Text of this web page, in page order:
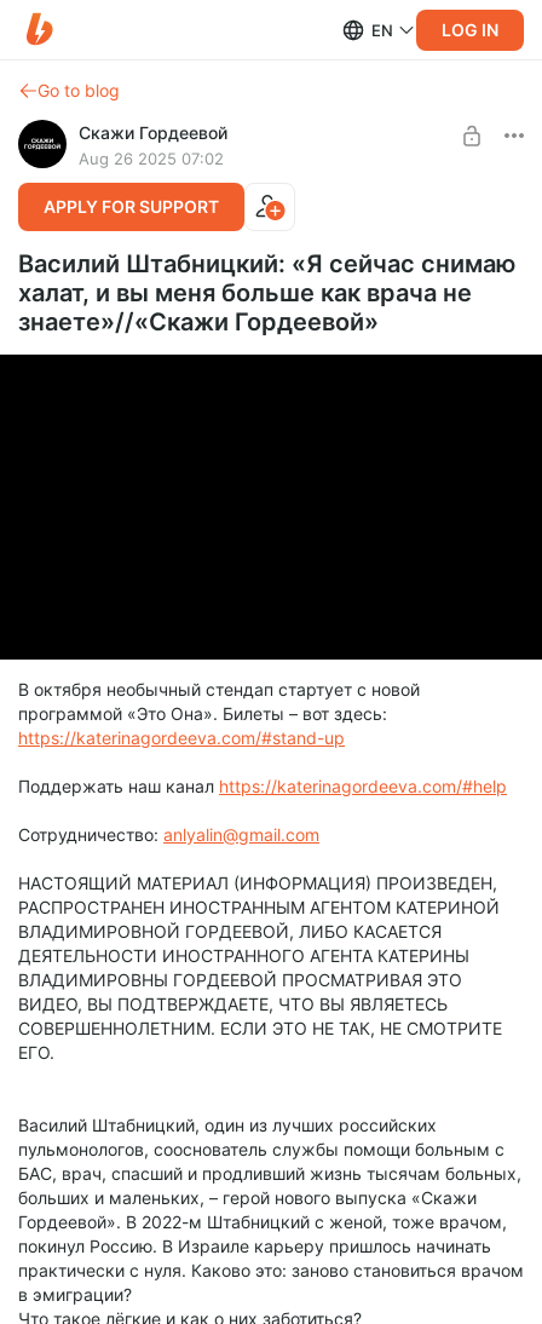
EN LOG IN
Go to blog
Скажи Гордеевой
Aug 26 2025 07:02
APPLY FOR SUPPORT
Василий Штабницкий: «Я сейчас снимаю
халат, и вы меня больше как врача не
знаете»//«Скажи Гордеевой»
В октября необычный стендап стартует с новой
программой «Это Она». Билеты – вот здесь:
https://katerinagordeeva.com/#stand-up
Поддержать наш канал https://katerinagordeeva.com/#help
Сотрудничество: anlyalin@gmail.com
НАСТОЯЩИЙ МАТЕРИАЛ (ИНФОРМАЦИЯ) ПРОИЗВЕДЕН,
РАСПРОСТРАНЕН ИНОСТРАННЫМ АГЕНТОМ КАТЕРИНОЙ
ВЛАДИМИРОВНОЙ ГОРДЕЕВОЙ, ЛИБО КАСАЕТСЯ
ДЕЯТЕЛЬНОСТИ ИНОСТРАННОГО АГЕНТА КАТЕРИНЫ
ВЛАДИМИРОВНЫ ГОРДЕЕВОЙ ПРОСМАТРИВАЯ ЭТО
ВИДЕО, ВЫ ПОДТВЕРЖДАЕТЕ, ЧТО ВЫ ЯВЛЯЕТЕСЬ
СОВЕРШЕННОЛЕТНИМ. ЕСЛИ ЭТО НЕ ТАК, НЕ СМОТРИТЕ
ЕГО.
Василий Штабницкий, один из лучших российских
пульмонологов, сооснователь службы помощи больным с
БАС, врач, спасший и продливший жизнь тысячам больных,
больших и маленьких, – герой нового выпуска «Скажи
Гордеевой». В 2022-м Штабницкий с женой, тоже врачом,
покинул Россию. В Израиле карьеру пришлось начинать
практически с нуля. Каково это: заново становиться врачом
в эмиграции?
Что такое лёгкие и как о них заботиться?